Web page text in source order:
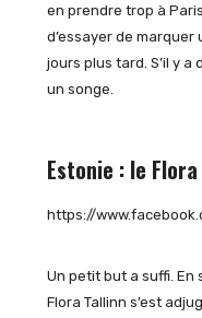
en prendre trop à
d’essayer de marquer
jours plus tard. S’il y a
un songe.
Estonie : le
https://
Un petit but a suffi. En
Flora Tallinn s’est